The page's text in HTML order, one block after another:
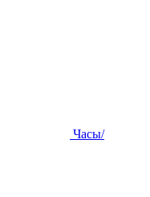
Часы/